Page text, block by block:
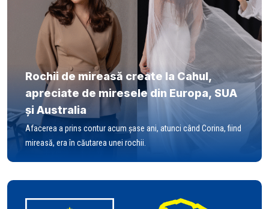
Rochii de mireasă create la Cahul,
apreciate de miresele din Europa, SUA
și Australia
Afacerea a prins contur acum șase ani, atunci când Corina, fiind
mireasă, era în căutarea unei rochii.